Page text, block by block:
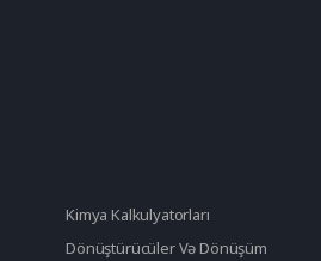
Kimya Kalkulyatorları
Dönüştürücüler Və Dönüşüm